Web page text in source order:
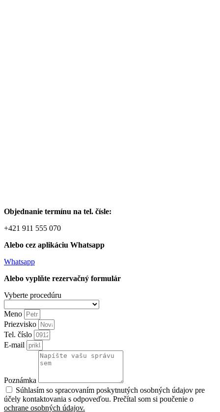
Objednanie termínu na tel. čísle:
+421 911 555 070
Alebo cez aplikáciu Whatsapp
Whatsapp
Alebo vyplňte rezervačný formulár
Vyberte procedúru
Meno
Priezvisko
Tel. číslo
E-mail
Poznámka
Súhlasím so spracovaním poskytnutých osobných údajov pre
účely kontaktovania s odpoveďou. Prečítal som si poučenie o
ochrane osobných údajov.